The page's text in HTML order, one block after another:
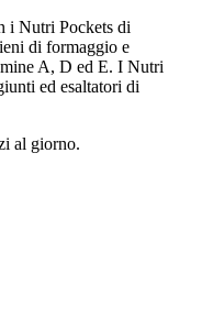
i Nutri Pockets di
di formaggio e
A, D ed E. I Nutri
ed esaltatori di
al giorno.